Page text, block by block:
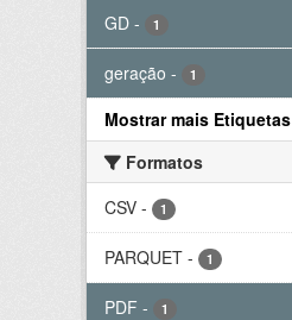
GD - 1
geração - 1
Mostrar mais Etiquetas
Formatos
CSV - 1
PARQUET - 1
PDF - 1